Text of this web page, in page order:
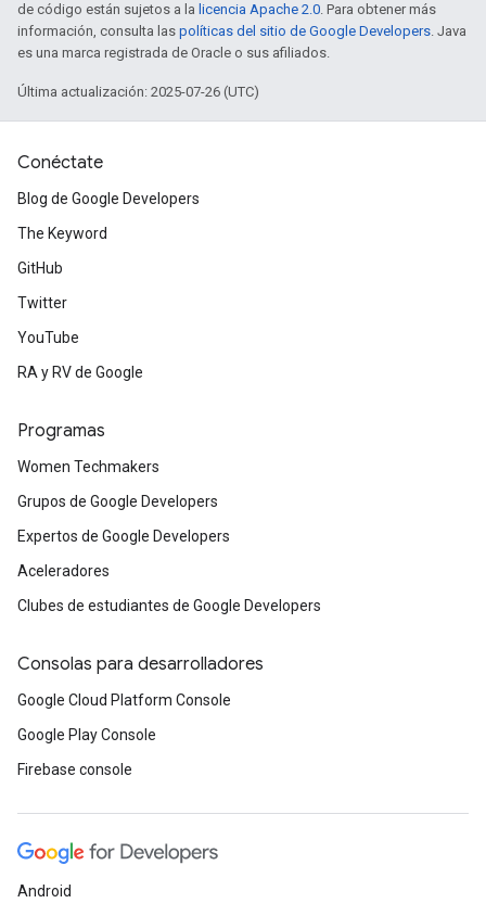
de código están sujetos a la licencia Apache 2.0. Para obtener más
información, consulta las políticas del sitio de Google Developers. Java
es una marca registrada de Oracle o sus afiliados.
Última actualización: 2025-07-26 (UTC)
Conéctate
Blog de Google Developers
The Keyword
GitHub
Twitter
YouTube
RA y RV de Google
Programas
Women Techmakers
Grupos de Google Developers
Expertos de Google Developers
Aceleradores
Clubes de estudiantes de Google Developers
Consolas para desarrolladores
Google Cloud Platform Console
Google Play Console
Firebase console
Android